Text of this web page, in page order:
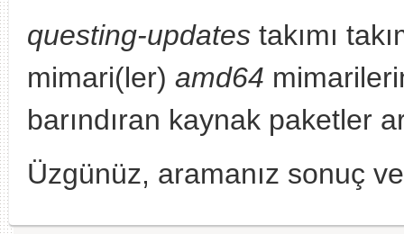
questing-updates takımı
mimari(ler) amd64
barındıran kaynak paketler
Üzgünüz, aramanız sonuç